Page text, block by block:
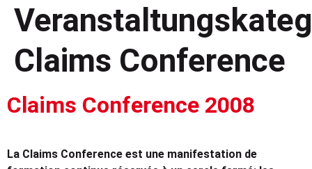
Claims Conference
Claims Conference 2008
La Claims Conference est une manifestation de